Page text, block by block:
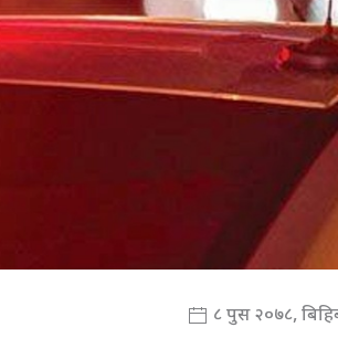
८ पुस २०७८,